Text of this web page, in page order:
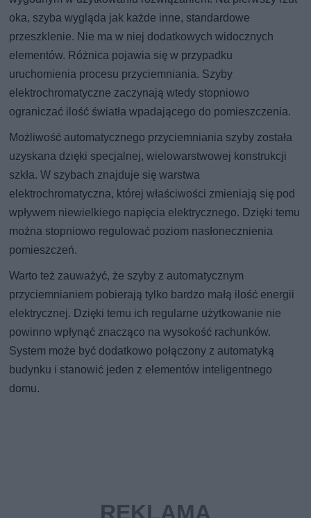
oka, szyba wygląda jak każde inne, standardowe
przeszklenie. Nie ma w niej dodatkowych widocznych
elementów. Różnica pojawia się w przypadku
uruchomienia procesu przyciemniania. Szyby
elektrochromatyczne zaczynają wtedy stopniowo
ograniczać ilość światła wpadającego do pomieszczenia.
Możliwość automatycznego przyciemniania szyby została
uzyskana dzięki specjalnej, wielowarstwowej konstrukcji
szkła. W szybach znajduje się warstwa
elektrochromatyczna, której właściwości zmieniają się pod
wpływem niewielkiego napięcia elektrycznego. Dzięki temu
można stopniowo regulować poziom nasłonecznienia
pomieszczeń.
Warto też zauważyć, że szyby z automatycznym
przyciemnianiem pobierają tylko bardzo małą ilość energii
elektrycznej. Dzięki temu ich regularne użytkowanie nie
powinno wpłynąć znacząco na wysokość rachunków.
System może być dodatkowo połączony z automatyką
budynku i stanowić jeden z elementów inteligentnego
domu.